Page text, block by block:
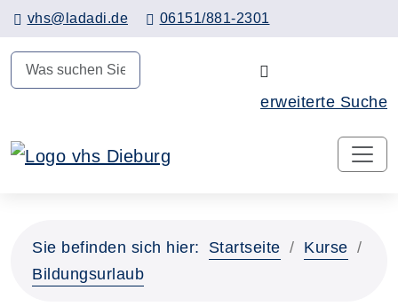
vhs@ladadi.de 06151/881-2301
erweiterte Suche
Hauptinhalt anspringen
Sie befinden sich hier: Startseite
Kurse
Bildungsurlaub